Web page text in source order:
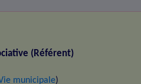
(Référent)
municipale)